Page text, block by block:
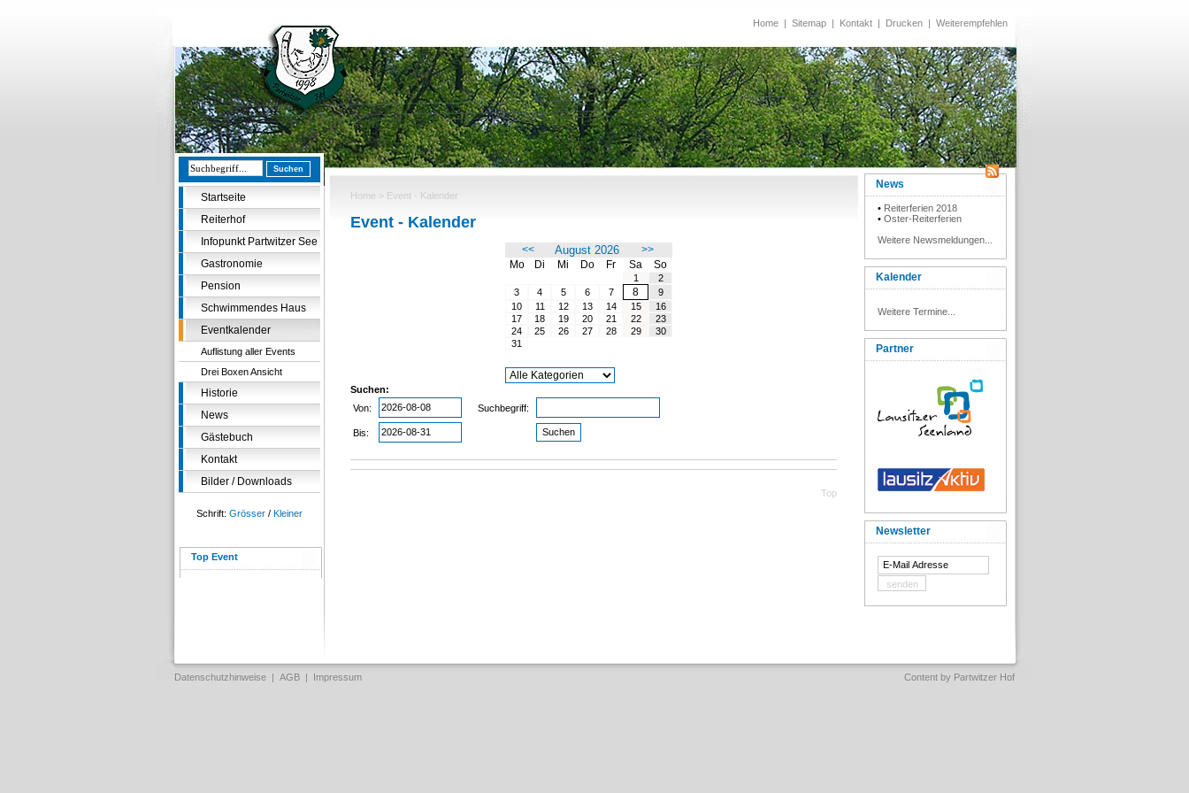
Home | Sitemap | Kontakt | Drucken | Weiterempfehlen
Startseite
Reiterhof
Infopunkt Partwitzer See
Gastronomie
Pension
Schwimmendes Haus
Eventkalender
Auflistung aller Events
Drei Boxen Ansicht
Historie
News
Gästebuch
Kontakt
Bilder / Downloads
Schrift: Grösser / Kleiner
Top Event
Home > Event - Kalender
Event - Kalender
<< August 2026
>>
Mo
Di Mi Do Fr Sa So
1
2
3
4 5 6 7 8
9
10
11 12 13 14 15
16
17
18 19 20 21 22
23
24
25 26 27 28 29
30
31
Suchen:
Von:
Suchbegriff:
Bis:
Top
News
• Reiterferien 2018
• Oster-Reiterferien
Weitere Newsmeldungen...
Kalender
Weitere Termine...
Partner
Newsletter
Datenschutzhinweise | AGB | Impressum Content by Partwitzer Hof